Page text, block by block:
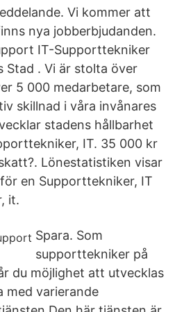
Vi kommer att
nya jobberbjudanden.
IT-Supporttekniker
Stad . Vi är stolta över
5 000 medarbetare, som
skillnad i våra invånares
stadens hållbarhet
IT. 35 000 kr
Lönestatistiken visar
en Supporttekniker, IT
it.
Spara. Som
supporttekniker på
du möjlighet att utvecklas
med varierande